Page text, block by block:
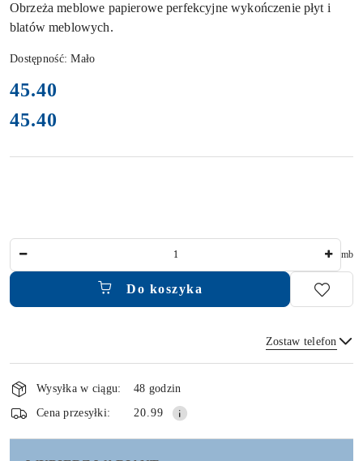
Obrzeża meblowe papierowe perfekcyjne wykończenie płyt i
blatów meblowych.
Dostępność:Mało
cena:
45.40
Cena:
45.40
mb
Do koszyka
Zostaw telefon
Wyślij
Dostępność
i
dostawa
Wysyłka w ciągu:
48 godzin
Cena przesyłki:
20.99